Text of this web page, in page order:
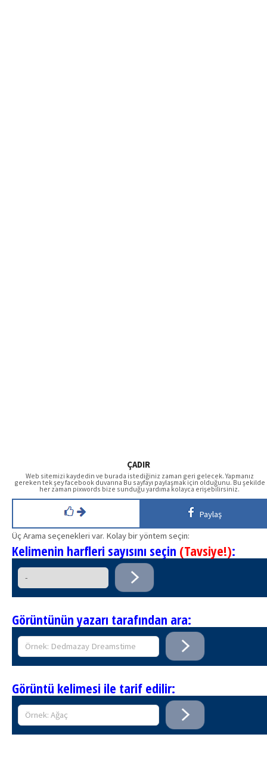
ÇADIR
Web sitemizi kaydedin ve burada istediğiniz zaman geri gelecek. Yapmanız
gereken tek şey facebook duvarına Bu sayfayı paylaşmak için olduğunu. Bu şekilde
her zaman pixwords bize sunduğu yardıma kolayca erişebilirsiniz.
Paylaş
Üç Arama seçenekleri var. Kolay bir yöntem seçin:
Kelimenin harfleri sayısını seçin (Tavsiye!):
Görüntünün yazarı tarafından ara:
Görüntü kelimesi ile tarif edilir: